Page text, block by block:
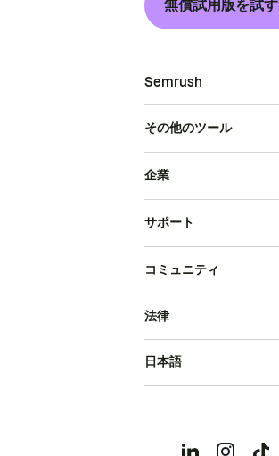
無償試用版を試す
Semrush
その他のツール
企業
サポート
コミュニティ
法律
日本語